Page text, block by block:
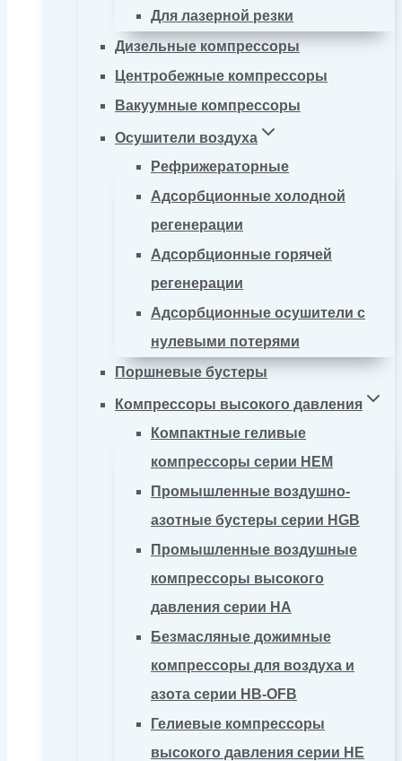
Для лазерной резки
Дизельные компрессоры
Центробежные компрессоры
Вакуумные компрессоры
Осушители воздуха
Рефрижераторные
Адсорбционные холодной
регенерации
Адсорбционные горячей
регенерации
Адсорбционные осушители с
нулевыми потерями
Поршневые бустеры
Компрессоры высокого давления
Компактные геливые
компрессоры серии HEM
Промышленные воздушно-
азотные бустеры серии HGB
Промышленные воздушные
компрессоры высокого
давления серии HA
Безмасляные дожимные
компрессоры для воздуха и
азота серии HB-OFB
Гелиевые компрессоры
высокого давления серии HE